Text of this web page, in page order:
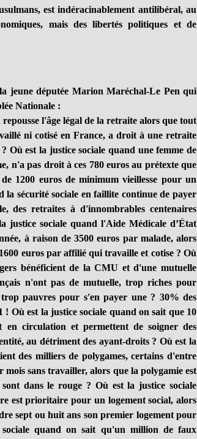
est indéracinablement antilibéral, au
mais des libertés politiques et de
jeune députée Marion Maréchal-Le Pen qui
Nationale :
l'âge légal de la retraite alors que tout
ni cotisé en France, a droit à une retraite
Où est la justice sociale quand une femme de
n'a pas droit à ces 780 euros au prétexte que
1200 euros de minimum vieillesse pour un
la sécurité sociale en faillite continue de payer
des retraites à d'innombrables centenaires
justice sociale quand l'Aide Médicale d’État
à raison de 3500 euros par malade, alors
euros par affilié qui travaille et cotise ? Où
bénéficient de la CMU et d'une mutuelle
n'ont pas de mutuelle, trop riches pour
pauvres pour s'en payer une ? 30% des
! Où est la justice sociale quand on sait que 10
en circulation et permettent de soigner des
au détriment des ayant-droits ? Où est la
des milliers de polygames, certains d'entre
mois sans travailler, alors que la polygamie est
dans le rouge ? Où est la justice sociale
est prioritaire pour un logement social, alors
sept ou huit ans son premier logement pour
quand on sait qu'un million de faux